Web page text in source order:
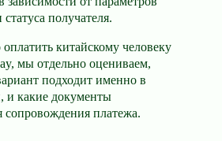
получателя.
китайскому человеку
мы отдельно оцениваем,
подходит именно в
и какие документы
сопровождения платежа.